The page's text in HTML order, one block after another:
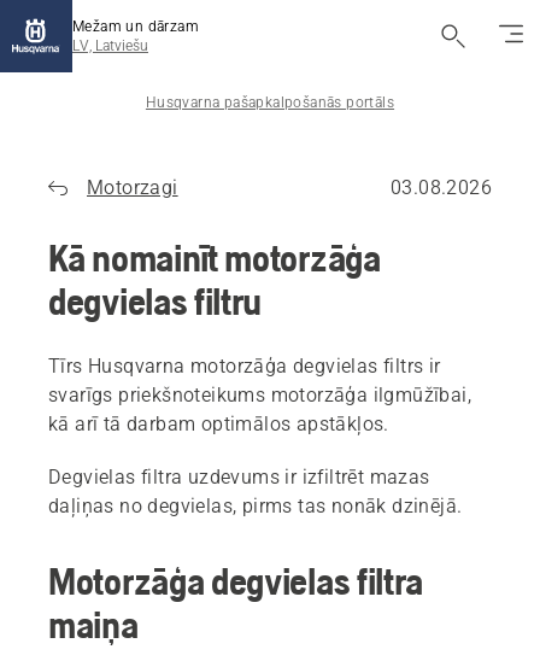
Mežam un dārzam
LV, Latviešu
Husqvarna pašapkalpošanās portāls
Motorzagi 03.08.2026
Kā nomainīt motorzāģa
degvielas filtru
Tīrs Husqvarna motorzāģa degvielas filtrs ir
svarīgs priekšnoteikums motorzāģa ilgmūžībai,
kā arī tā darbam optimālos apstākļos.
Degvielas filtra uzdevums ir izfiltrēt mazas
daļiņas no degvielas, pirms tas nonāk dzinējā.
Motorzāģa degvielas filtra
maiņa